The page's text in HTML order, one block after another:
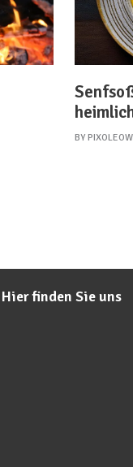
BY
Hier finden Sie uns